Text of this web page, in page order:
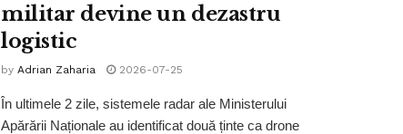
militar devine un dezastru
logistic
by Adrian Zaharia 2026-07-25
În ultimele 2 zile, sistemele radar ale Ministerului
Apărării Naționale au identificat două ținte ca drone